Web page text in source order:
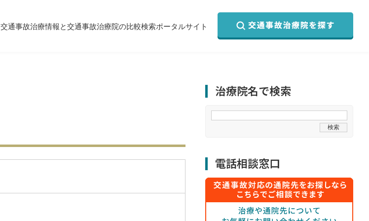
交通事故治療情報と交通事故治療院の比較検索ポータルサイト
治療院名で検索
電話相談窓口